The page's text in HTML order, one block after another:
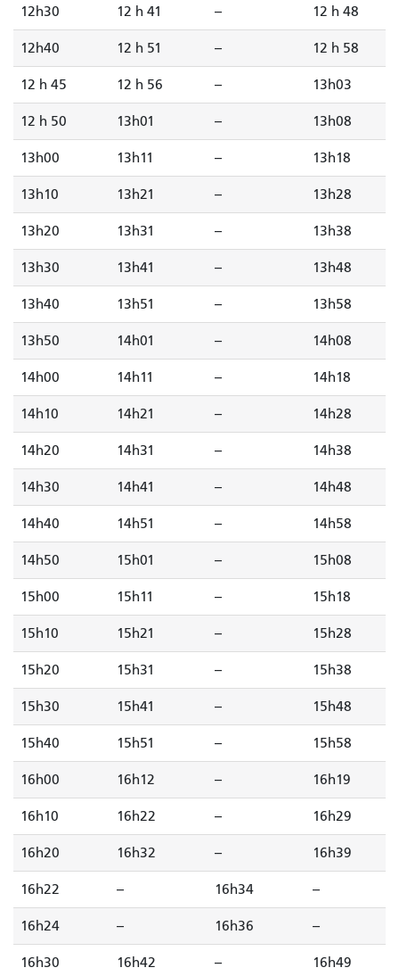
12h30 12 h 41 -- 12 h 48
12h40 12 h 51 -- 12 h 58
12 h 45 12 h 56 -- 13h03
12 h 50 13h01 -- 13h08
13h00 13h11 -- 13h18
13h10 13h21 -- 13h28
13h20 13h31 -- 13h38
13h30 13h41 -- 13h48
13h40 13h51 -- 13h58
13h50 14h01 -- 14h08
14h00 14h11 -- 14h18
14h10 14h21 -- 14h28
14h20 14h31 -- 14h38
14h30 14h41 -- 14h48
14h40 14h51 -- 14h58
14h50 15h01 -- 15h08
15h00 15h11 -- 15h18
15h10 15h21 -- 15h28
15h20 15h31 -- 15h38
15h30 15h41 -- 15h48
15h40 15h51 -- 15h58
16h00 16h12 -- 16h19
16h10 16h22 -- 16h29
16h20 16h32 -- 16h39
16h22 -- 16h34 --
16h24 -- 16h36 --
16h30 16h42 -- 16h49